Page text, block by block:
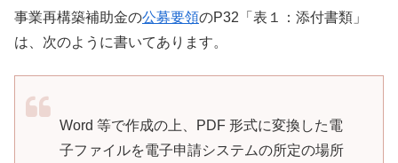
事業再構築補助金の公募要領のP32「表１：添付書類」
は、次のように書いてあります。
Word 等で作成の上、PDF 形式に変換した電
子ファイルを電子申請システムの所定の場所